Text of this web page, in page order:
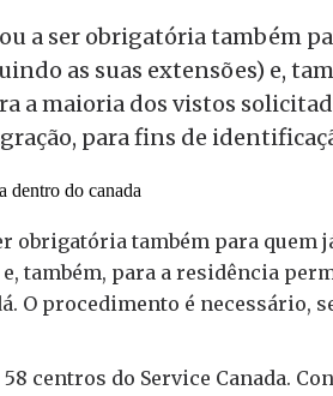
a ser obrigatória também
as suas extensões) e,
a maioria dos vistos
para fins de
também para quem
para a residência
O procedimento é necessário,
centros do Service Canada.